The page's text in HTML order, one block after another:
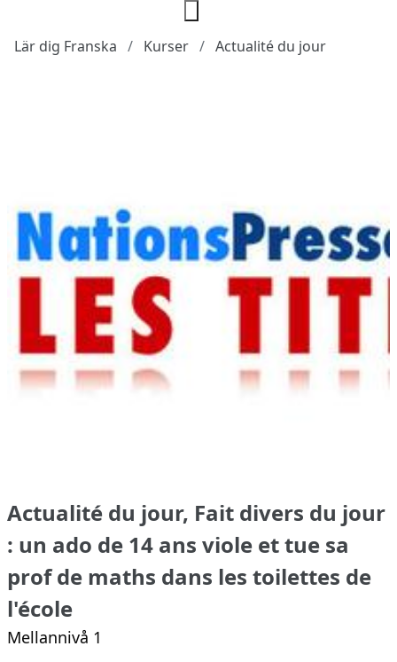
Lär dig Franska Kurser Actualité du jour
Actualité du jour, Fait divers du jour
: un ado de 14 ans viole et tue sa
prof de maths dans les toilettes de
l'école
Mellannivå 1